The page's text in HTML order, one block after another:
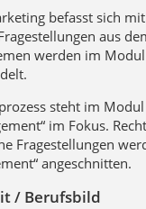
befasst sich
aus
werden im
steht im Modul
im Fokus.
Fragestellungen
angeschnitten.
/ Berufsbild